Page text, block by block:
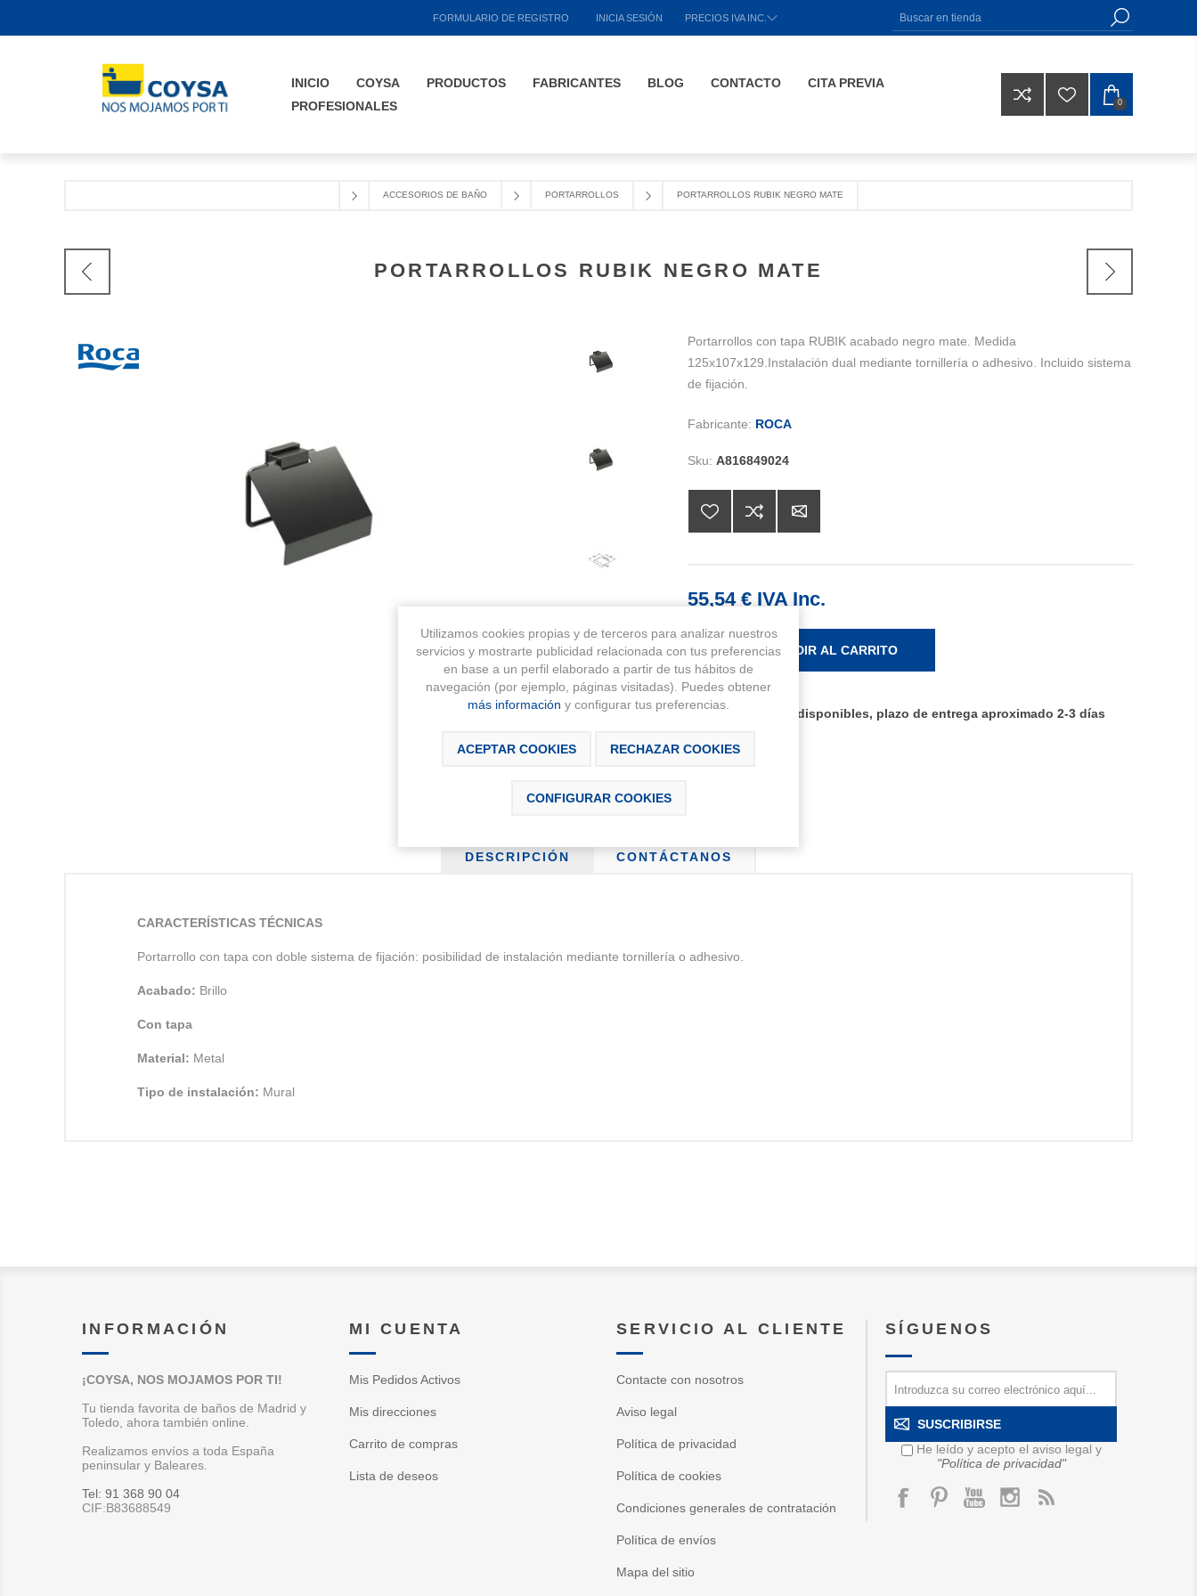
FORMULARIO DE REGISTRO INICIA SESIÓN PRECIOS IVA INC.
INICIO COYSA PRODUCTOS FABRICANTES BLOG CONTACTO
CITA PREVIA
PROFESIONALES
0
ACCESORIOS DE BAÑO PORTARROLLOS PORTARROLLOS RUBIK NEGRO MATE
PORTARROLLOS RUBIK NEGRO MATE
Portarrollos con tapa RUBIK acabado negro mate. Medida
125x107x129.Instalación dual mediante tornillería o adhesivo. Incluido sistema
de fijación.
Fabricante: ROCA
Sku: A816849024
55,54 € IVA Inc.
AÑADIR AL CARRITO
Disponibilidad:
Últimas unidades disponibles, plazo de entrega aproximado 2-3 días
DESCRIPCIÓN CONTÁCTANOS
CARACTERÍSTICAS TÉCNICAS
Portarrollo con tapa con doble sistema de fijación: posibilidad de instalación mediante tornillería o adhesivo.
Acabado: Brillo
Con tapa
Material: Metal
Tipo de instalación: Mural
INFORMACIÓN
¡COYSA, NOS MOJAMOS POR TI!
Tu tienda favorita de baños de Madrid y
Toledo, ahora también online.
Realizamos envíos a toda España
peninsular y Baleares.
Tel: 91 368 90 04
CIF:B83688549
MI CUENTA
Mis Pedidos Activos
Mis direcciones
Carrito de compras
Lista de deseos
SERVICIO AL CLIENTE
Contacte con nosotros
Aviso legal
Política de privacidad
Política de cookies
Condiciones generales de contratación
Política de envíos
Mapa del sitio
SÍGUENOS
SUSCRIBIRSE
He leído y acepto el aviso legal y
"Política de privacidad"
Utilizamos cookies propias y de terceros para analizar nuestros
servicios y mostrarte publicidad relacionada con tus preferencias
en base a un perfil elaborado a partir de tus hábitos de
navegación (por ejemplo, páginas visitadas). Puedes obtener
más información y configurar tus preferencias.
ACEPTAR COOKIES RECHAZAR COOKIES
CONFIGURAR COOKIES